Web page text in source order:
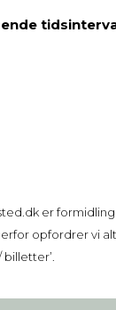
er
opfordrer vi